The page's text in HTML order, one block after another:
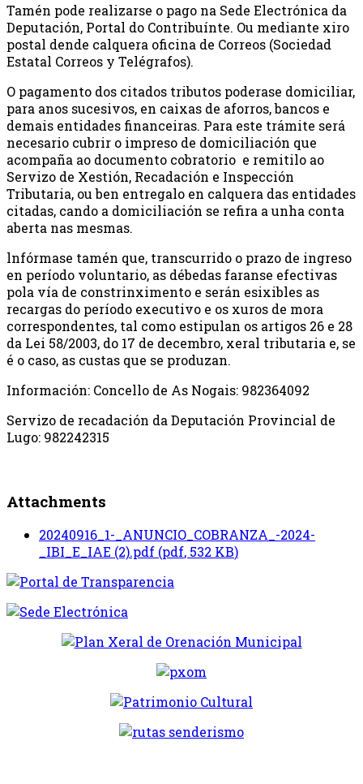
Tamén pode realizarse o pago na Sede Electrónica da
Deputación, Portal do Contribuínte. Ou mediante xiro
postal dende calquera oficina de Correos (Sociedad
Estatal Correos y Telégrafos).
O pagamento dos citados tributos poderase domiciliar,
para anos sucesivos, en caixas de aforros, bancos e
demais entidades financeiras. Para este trámite será
necesario cubrir o impreso de domiciliación que
acompaña ao documento cobratorio e remitilo ao
Servizo de Xestión, Recadación e Inspección
Tributaria, ou ben entregalo en calquera das entidades
citadas, cando a domiciliación se refira a unha conta
aberta nas mesmas.
lnfórmase tamén que, transcurrido o prazo de ingreso
en período voluntario, as débedas faranse efectivas
pola vía de constrinximento e serán esixibles as
recargas do período executivo e os xuros de mora
correspondentes, tal como estipulan os artigos 26 e 28
da Lei 58/2003, do 17 de decembro, xeral tributaria e, se
é o caso, as custas que se produzan.
Información: Concello de As Nogais: 982364092
Servizo de recadación da Deputación Provincial de
Lugo: 982242315
Attachments
20240916_1-_ANUNCIO_COBRANZA_-2024-
_IBI_E_IAE (2).pdf (pdf, 532 KB)